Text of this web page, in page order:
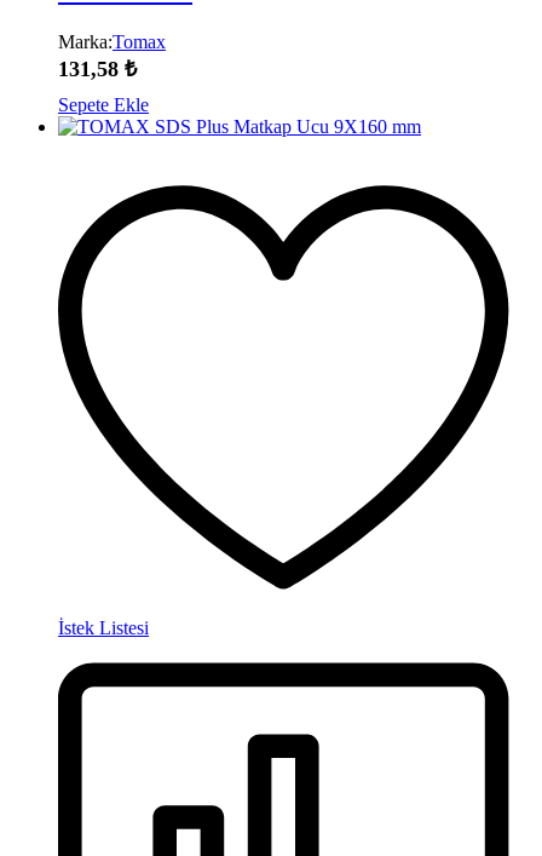
Marka:Tomax
131,58 ₺
Sepete Ekle
İstek Listesi